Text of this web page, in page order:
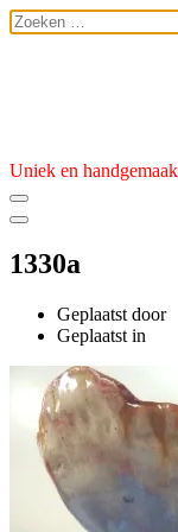
Ga
naar
Zoeken
naar:
Uniek en
1330a
Geplaatst door
Geplaatst
17
november
2025
Geplaatst in